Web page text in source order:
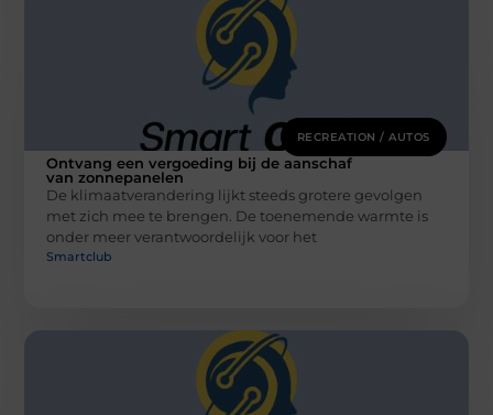
RECREATION / AUTOS
Ontvang een vergoeding bij de aanschaf
van zonnepanelen
De klimaatverandering lijkt steeds grotere gevolgen
met zich mee te brengen. De toenemende warmte is
onder meer verantwoordelijk voor het
Smartclub